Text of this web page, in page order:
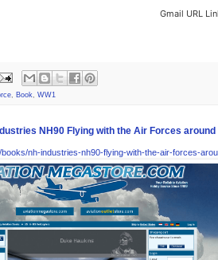
Gmail URL
Book WW1
NH90 Flying with the Air Forces
nh-industries-nh90-flying-with-the-air-forces-